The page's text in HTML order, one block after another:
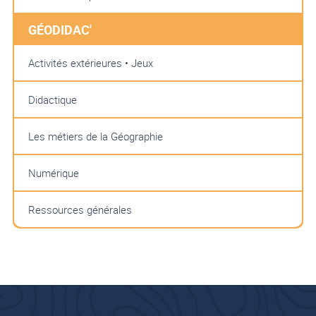
GÉODIDAC'
Activités extérieures • Jeux
Didactique
Les métiers de la Géographie
Numérique
Ressources générales